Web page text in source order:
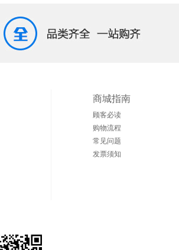
商城指南
顾客必读
购物流程
常见问题
发票须知